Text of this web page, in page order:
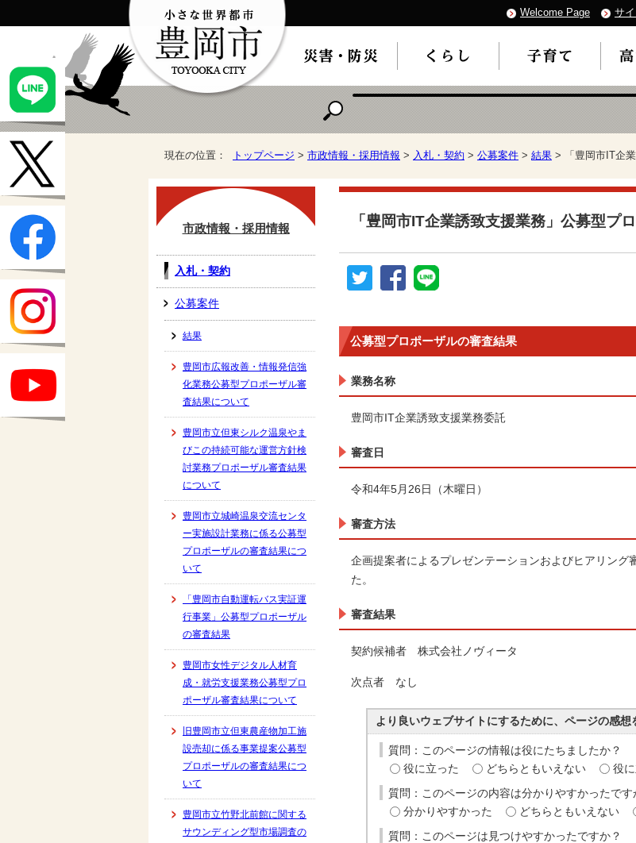
Welcome Page サ
現在の位置： トップページ > 市政情報・採用情報 > 入札・契約 > 公募案件 > 結果 > 「豊岡市IT企
「豊岡市IT企業誘致支援業務」公募型プ
公募型プロポーザルの審査結果
業務名称
豊岡市IT企業誘致支援業務委託
審査日
令和4年5月26日（木曜日）
審査方法
企画提案者によるプレゼンテーションおよびヒアリン
た。
審査結果
契約候補者 株式会社ノヴィータ
次点者 なし
より良いウェブサイトにするために、ページの感想
質問：このページの情報は役にたちましたか？
役に立った
どちらともいえない 役
質問：このページの内容は分かりやすかったです
分かりやすかった
どちらともいえない
質問：このページは見つけやすかったですか？
市政情報・採用情報
入札・契約
公募案件
結果
豊岡市広報改善・情報発信強
化業務公募型プロポーザル審
査結果について
豊岡市立但東シルク温泉やま
びこの持続可能な運営方針検
討業務プロポーザル審査結果
について
豊岡市立城崎温泉交流センタ
ー実施設計業務に係る公募型
プロポーザルの審査結果につ
いて
「豊岡市自動運転バス実証運
行事業」公募型プロポーザル
の審査結果
豊岡市女性デジタル人材育
成・就労支援業務公募型プロ
ポーザル審査結果について
旧豊岡市立但東農産物加工施
設売却に係る事業提案公募型
プロポーザルの審査結果につ
いて
豊岡市立竹野北前館に関する
サウンディング型市場調査の